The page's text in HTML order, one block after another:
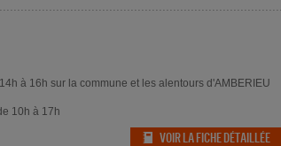
à 16h sur la commune et les alentours d'AMBERIEU
10h à 17h
VOIR LA FICHE DÉTAILLÉE